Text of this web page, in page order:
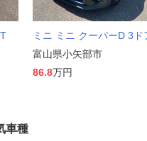
ミニ ミニ クーパーD 3ド
富山県小矢部市
86.8万円
車種